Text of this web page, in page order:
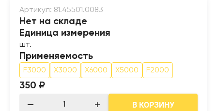
Артикул: 81.45501.0083
Нет на складе
Единица измерения
шт.
Применяемость
F3000 X3000 Х6000 X5000 F2000
350 ₽
В КОРЗИНУ